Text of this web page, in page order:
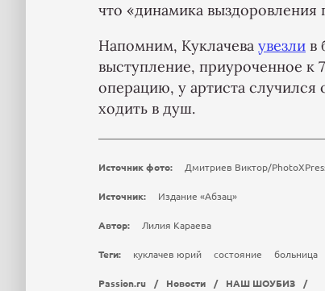
что «динамика выздоровления
Напомним, Куклачева увезли в
выступление, приуроченное
операцию, у артиста
ходить в душ.
Источник фото: Дмитриев Виктор/
Источник: Издание «Абзац»
Автор: Лилия Караева
Теги: куклачев юрий состояние больница
Passion.ru / Новости / НАШ ШОУБИЗ
/